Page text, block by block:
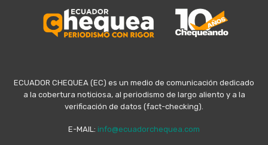
ECUADOR CHEQUEA (EC) es un medio de comunicación dedicado
a la cobertura noticiosa, al periodismo de largo aliento y a la
verificación de datos (fact-checking).
E-MAIL: info@ecuadorchequea.com